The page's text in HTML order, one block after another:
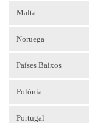
Malta
Noruega
Países Baixos
Polónia
Portugal